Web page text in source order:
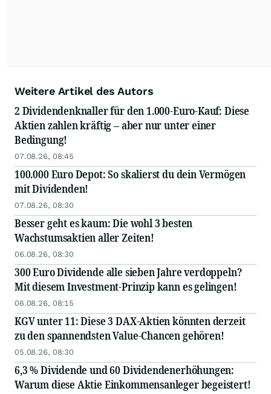
Weitere Artikel des Autors
2 Dividendenknaller für den 1.000-Euro-Kauf: Diese
Aktien zahlen kräftig – aber nur unter einer
Bedingung!
07.08.26, 08:45
100.000 Euro Depot: So skalierst du dein Vermögen
mit Dividenden!
07.08.26, 08:30
Besser geht es kaum: Die wohl 3 besten
Wachstumsaktien aller Zeiten!
06.08.26, 08:30
300 Euro Dividende alle sieben Jahre verdoppeln?
Mit diesem Investment-Prinzip kann es gelingen!
06.08.26, 08:15
KGV unter 11: Diese 3 DAX-Aktien könnten derzeit
zu den spannendsten Value-Chancen gehören!
05.08.26, 08:30
6,3 % Dividende und 60 Dividendenerhöhungen:
Warum diese Aktie Einkommensanleger begeistert!